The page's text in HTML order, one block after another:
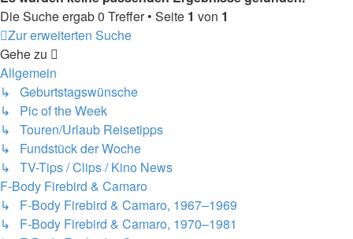
Die Suche ergab 0 Treffer • Seite 1 von 1
Zur erweiterten Suche
Gehe zu
Allgemein
↳ Geburtstagswünsche
↳ Pic of the Week
↳ Touren/Urlaub Reisetipps
↳ Fundstück der Woche
↳ TV-Tips / Clips / Kino News
F-Body Firebird & Camaro
↳ F-Body Firebird & Camaro, 1967–1969
↳ F-Body Firebird & Camaro, 1970–1981